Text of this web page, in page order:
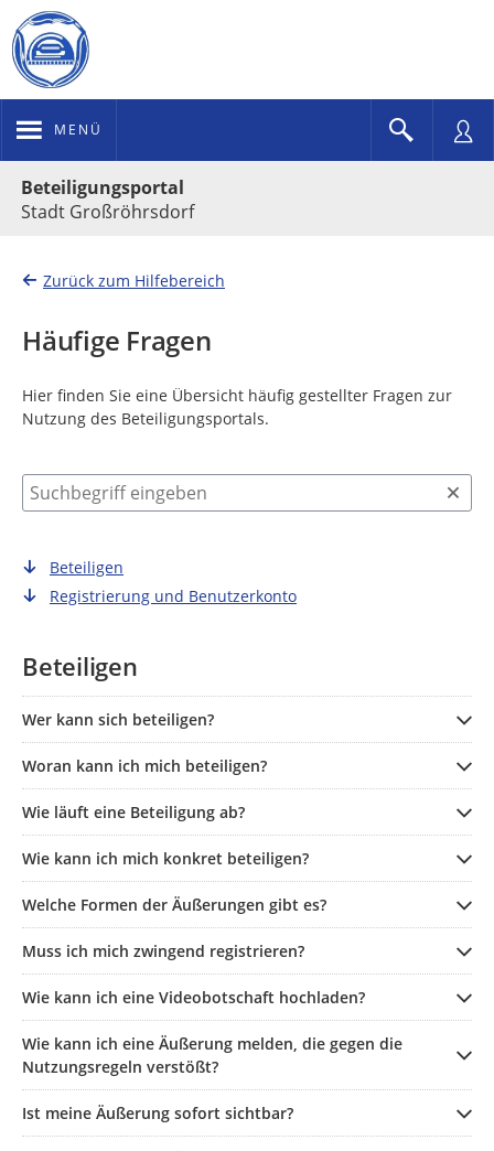
MENÜ
Beteiligungsportal
Stadt Großröhrsdorf
Zurück zum Hilfebereich
Häufige Fragen
Hier finden Sie eine Übersicht häufig gestellter Fragen zur
Nutzung des Beteiligungsportals.
Suchbegriff eingeben
Beteiligen
Registrierung und Benutzerkonto
Beteiligen
Wer kann sich beteiligen?
Woran kann ich mich beteiligen?
Wie läuft eine Beteiligung ab?
Wie kann ich mich konkret beteiligen?
Welche Formen der Äußerungen gibt es?
Muss ich mich zwingend registrieren?
Wie kann ich eine Videobotschaft hochladen?
Wie kann ich eine Äußerung melden, die gegen die
Nutzungsregeln verstößt?
Ist meine Äußerung sofort sichtbar?